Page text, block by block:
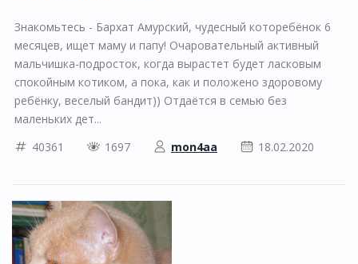
Знакомьтесь - Бархат Амурский, чудесный которебёнок 6
месяцев, ищет маму и папу! Очаровательный активный
мальчишка-подросток, когда вырастет будет ласковым
спокойным котиком, а пока, как и положено здоровому
ребёнку, веселый бандит)) Отдаётся в семью без
маленьких дет...
40361
1697 mon4aa 18.02.2020